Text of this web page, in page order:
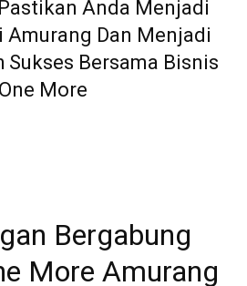
Anda Menjadi
Amurang Dan Menjadi
Sukses Bersama Bisnis
One More
Bergabung
More Amurang